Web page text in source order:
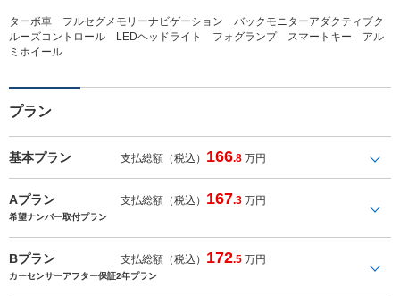
ターボ車 フルセグメモリーナビゲーション バックモニターアダクティブク
ルーズコントロール LEDヘッドライト フォグランプ スマートキー アル
ミホイール
プラン
基本プラン 支払総額（税込） 166.8 万円
Aプラン 支払総額（税込） 167.3 万円
希望ナンバー取付プラン
Bプラン 支払総額（税込） 172.5 万円
カーセンサーアフター保証2年プラン